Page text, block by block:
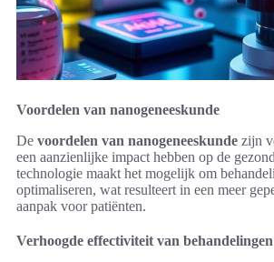
Voordelen van nanogeneeskunde
De voordelen van nanogeneeskunde zijn
een aanzienlijke impact hebben op de
technologie maakt het mogelijk om
optimaliseren, wat resulteert in een meer
aanpak voor patiënten.
Verhoogde effectiviteit van behandelingen